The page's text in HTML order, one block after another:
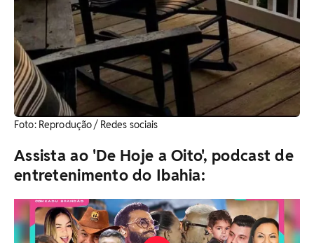
​Foto: Reprodução / Redes sociais
Assista ao 'De Hoje a Oito', podcast de
entretenimento do Ibahia: